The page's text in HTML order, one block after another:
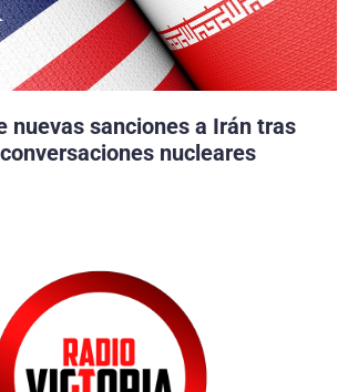
nuevas sanciones a Irán tras
nucleares